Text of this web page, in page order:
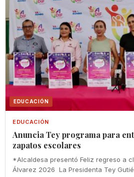
EDUCACIÓN
EDUCACIÓN
‎Anuncia Tey programa para
zapatos escolares
‎*Alcaldesa presentó Feliz regreso a
Álvarez 2026 ‎ ‎La Presidenta Tey